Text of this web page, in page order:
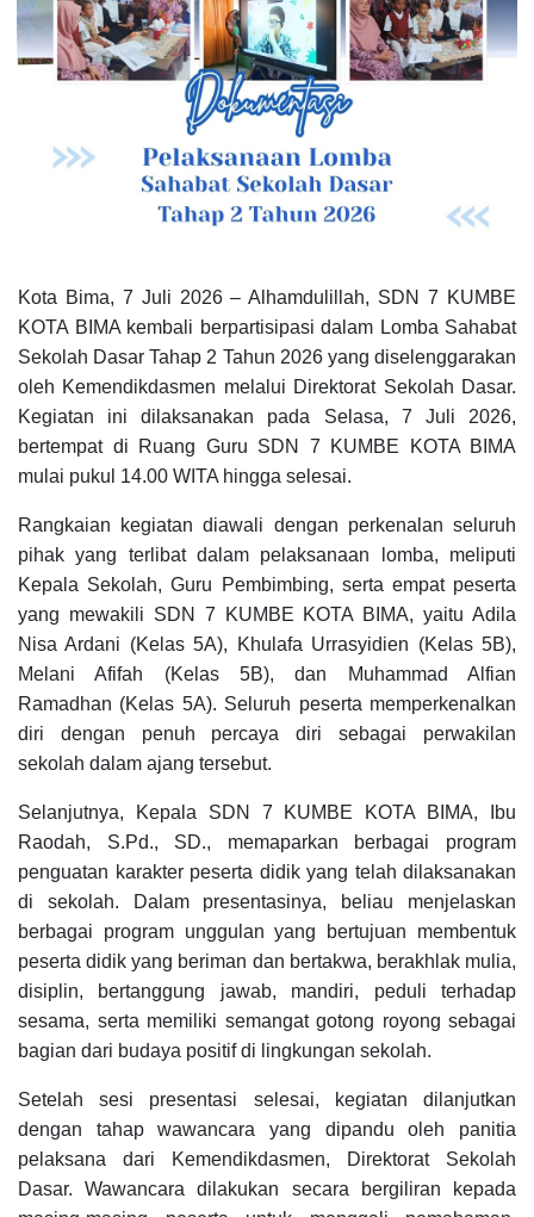
Kota Bima, 7 Juli 2026 – Alhamdulillah, SDN 7 KUMBE
KOTA BIMA kembali berpartisipasi dalam Lomba Sahabat
Sekolah Dasar Tahap 2 Tahun 2026 yang diselenggarakan
oleh Kemendikdasmen melalui Direktorat Sekolah Dasar.
Kegiatan ini dilaksanakan pada Selasa, 7 Juli 2026,
bertempat di Ruang Guru SDN 7 KUMBE KOTA BIMA
mulai pukul 14.00 WITA hingga selesai.
Rangkaian kegiatan diawali dengan perkenalan seluruh
pihak yang terlibat dalam pelaksanaan lomba, meliputi
Kepala Sekolah, Guru Pembimbing, serta empat peserta
yang mewakili SDN 7 KUMBE KOTA BIMA, yaitu Adila
Nisa Ardani (Kelas 5A), Khulafa Urrasyidien (Kelas 5B),
Melani Afifah (Kelas 5B), dan Muhammad Alfian
Ramadhan (Kelas 5A). Seluruh peserta memperkenalkan
diri dengan penuh percaya diri sebagai perwakilan
sekolah dalam ajang tersebut.
Selanjutnya, Kepala SDN 7 KUMBE KOTA BIMA, Ibu
Raodah, S.Pd., SD., memaparkan berbagai program
penguatan karakter peserta didik yang telah dilaksanakan
di sekolah. Dalam presentasinya, beliau menjelaskan
berbagai program unggulan yang bertujuan membentuk
peserta didik yang beriman dan bertakwa, berakhlak mulia,
disiplin, bertanggung jawab, mandiri, peduli terhadap
sesama, serta memiliki semangat gotong royong sebagai
bagian dari budaya positif di lingkungan sekolah.
Setelah sesi presentasi selesai, kegiatan dilanjutkan
dengan tahap wawancara yang dipandu oleh panitia
pelaksana dari Kemendikdasmen, Direktorat Sekolah
Dasar. Wawancara dilakukan secara bergiliran kepada